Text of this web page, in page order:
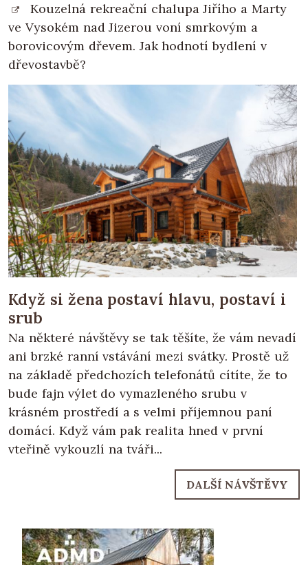
Kouzelná rekreační chalupa Jiřího a Marty
ve Vysokém nad Jizerou voní smrkovým a
borovicovým dřevem. Jak hodnotí bydlení v
dřevostavbě?
Když si žena postaví hlavu, postaví i
srub
Na některé návštěvy se tak těšíte, že vám nevadí
ani brzké ranní vstávání mezi svátky. Prostě už
na základě předchozích telefonátů cítíte, že to
bude fajn výlet do vymazleného srubu v
krásném prostředí a s velmi příjemnou paní
domácí. Když vám pak realita hned v první
vteřině vykouzlí na tváři...
DALŠÍ NÁVŠTĚVY